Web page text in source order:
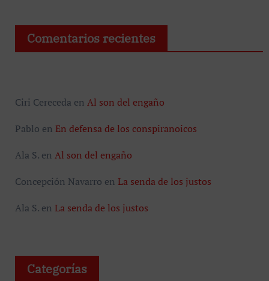
Comentarios recientes
Ciri Cereceda en Al son del engaño
Pablo en En defensa de los conspiranoicos
Ala S.en Al son del engaño
Concepción Navarro en La senda de los justos
Ala S.en La senda de los justos
Categorías